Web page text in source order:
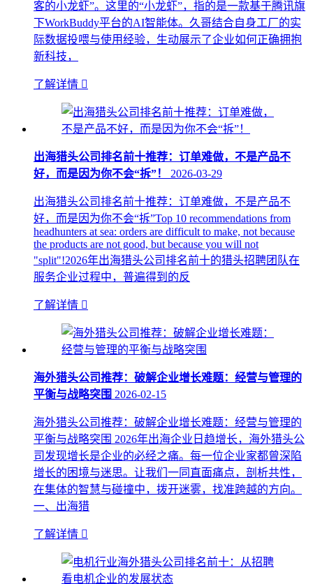
客的小龙虾”。这里的“小龙虾”，指的是一款基于腾讯旗
下WorkBuddy平台的AI智能体。久哥结合自身工厂的实
际数据投喂与使用经验，生动展示了企业如何正确拥抱
新科技，
了解详情 
出海猎头公司排名前十推荐：订单难做，不是产品不
好，而是因为你不会“拆”！
2026-03-29
出海猎头公司排名前十推荐：订单难做，不是产品不
好，而是因为你不会“拆”Top 10 recommendations from
headhunters at sea: orders are difficult to make, not because
the products are not good, but because you will not
"split"!2026年出海猎头公司排名前十的猎头招聘团队在
服务企业过程中，普遍得到的反
了解详情 
海外猎头公司推荐：破解企业增长难题：经营与管理的
平衡与战略突围 2026-02-15
海外猎头公司推荐：破解企业增长难题：经营与管理的
平衡与战略突围 2026年出海企业日趋增长，海外猎头公
司发现增长是企业的必经之痛。每一位企业家都曾深陷
增长的困境与迷思。让我们一同直面痛点，剖析共性，
在集体的智慧与碰撞中，拨开迷雾，找准跨越的方向。
一、出海猎
了解详情 